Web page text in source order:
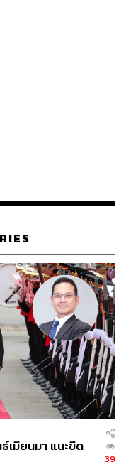
รร้าย พร้อมกำชับให้
อย่างเคร่งครัด โดย
ก็พร้อมจะดำเนิน
า ข้อกล่าวหาใน
ากระบุว่าไทยเป็น
และธนาคารก็ทำ
ได้สนับสนุนการซื้อ
และกำลังพิจารณา
มเติมหรือเข้มข้นขึ้น
ช้ความพยายามใน
คลธรรมดา ซึ่ง
ล้ว
เมียนมา แนะขีด
39